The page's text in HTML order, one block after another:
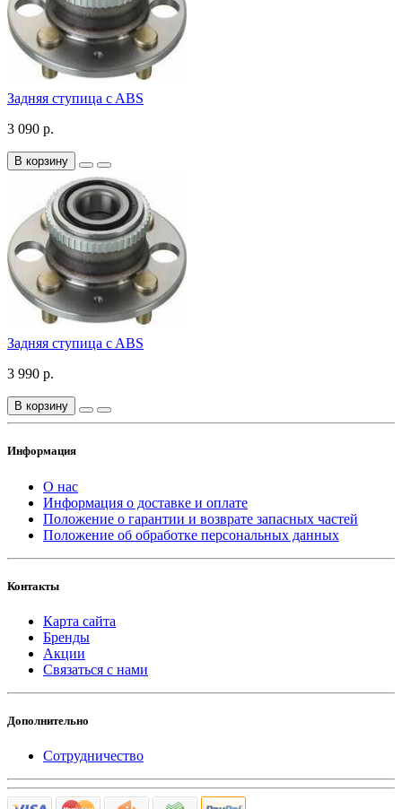
Задняя ступица c ABS
3 090 р.
В корзину
Задняя ступица c ABS
3 990 р.
В корзину
Информация
О нас
Информация о доставке и оплате
Положение о гарантии и возврате запасных частей
Положение об обработке персональных данных
Контакты
Карта сайта
Бренды
Акции
Связаться с нами
Дополнительно
Сотрудничество